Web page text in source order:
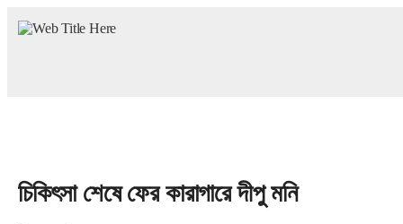
চিকিৎসা শেষে ফের কারাগারে দীপু মনি